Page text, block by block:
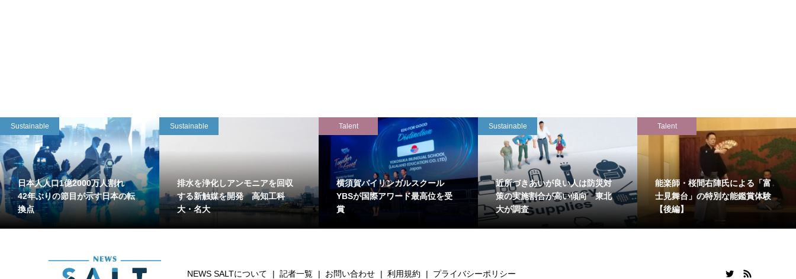
Sustainable
日本人人口1億2000万人割れ
42年ぶりの節目が示す日本の転
換点
Sustainable
排水を浄化しアンモニアを回収
する新触媒を開発 高知工科
大・名大
Talent
横須賀バイリンガルスクール
YBSが国際アワード最高位を受
賞
Sustainable
近所づきあいが良い人は防災対
策の実施割合が高い傾向 東北
大が調査
Talent
能楽師・桜間右陣氏による「富
士見舞台」の特別な能鑑賞体験
【後編】
NEWS SALTについて 記者一覧 お問い合わせ 利用規約 プライバシーポリシー